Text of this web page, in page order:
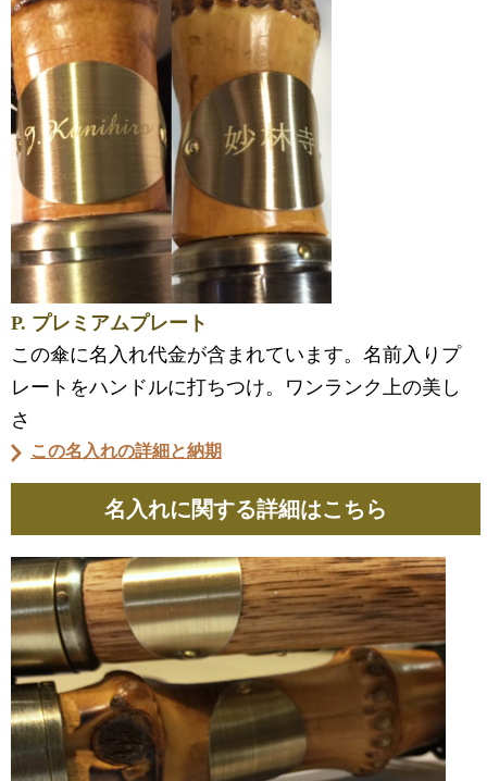
P. プレミアムプレート
この傘に名入れ代金が含まれています。名前入りプ
レートをハンドルに打ちつけ。ワンランク上の美し
さ
この名入れの詳細と納期
名入れに関する詳細はこちら